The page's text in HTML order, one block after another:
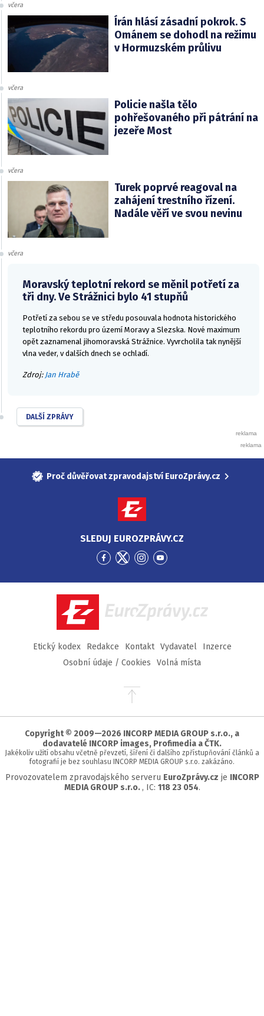
včera
Írán hlásí zásadní pokrok. S
Ománem se dohodl na režimu
v Hormuzském průlivu
včera
Policie našla tělo
pohřešovaného při pátrání na
jezeře Most
včera
Turek poprvé reagoval na
zahájení trestního řízení.
Nadále věří ve svou nevinu
včera
Moravský teplotní rekord se měnil potřetí za
tři dny. Ve Strážnici bylo 41 stupňů
Potřetí za sebou se ve středu posouvala hodnota historického
teplotního rekordu pro území Moravy a Slezska. Nové maximum
opět zaznamenal jihomoravská Strážnice. Vyvrcholila tak nynější
vlna veder, v dalších dnech se ochladí.
Zdroj: Jan Hrabě
DALŠÍ ZPRÁVY
Proč důvěřovat zpravodajství EuroZprávy.cz
SLEDUJ EUROZPRÁVY.CZ
Přejít
Facebook
Přejít
Twitter
Přejít
Instagram
Přejít
YouTube
EuroZprávy.cz
Etický kodex Redakce Kontakt Vydavatel
Inzerce
Osobní údaje / Cookies
Volná místa
Přejít
stránky
Copyright © 2009—2026 INCORP MEDIA GROUP s.r.o., a
dodavatelé INCORP images, Profimedia a ČTK.
Jakékoliv užití obsahu včetně převzetí, šíření či dalšího zpřístupňování článků a
fotografií je bez souhlasu INCORP MEDIA GROUP s.r.o. zakázáno.
Provozovatelem zpravodajského serveru EuroZprávy.cz je INCORP
MEDIA GROUP s.r.o. , IC: 118 23 054.